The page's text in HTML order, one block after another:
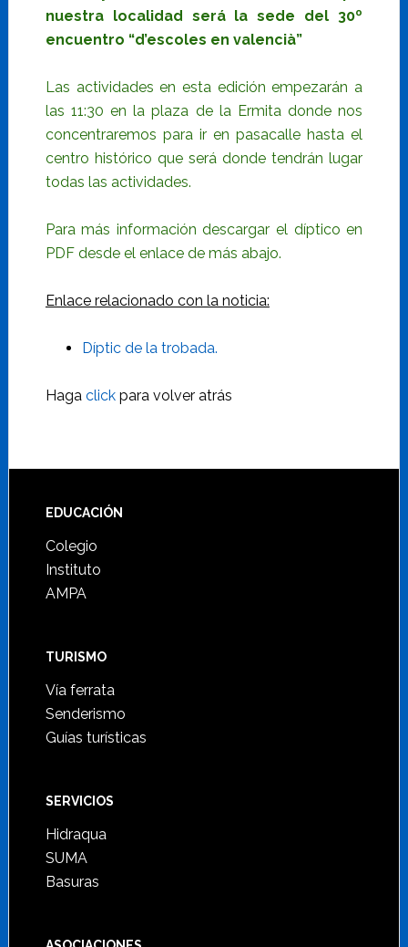
nuestra localidad será la sede del 30º
encuentro “d’escoles en valencià”
Las actividades en esta edición empezarán a
las 11:30 en la plaza de la Ermita donde nos
concentraremos para ir en pasacalle hasta el
centro histórico que será donde tendrán lugar
todas las actividades.
Para más información descargar el díptico en
PDF desde el enlace de más abajo.
Enlace relacionado con la noticia:
Díptic de la trobada.
Haga clickpara volver atrás
Footer
EDUCACIÓN
Colegio
Instituto
AMPA
TURISMO
Vía ferrata
Senderismo
Guías turísticas
SERVICIOS
Hidraqua
SUMA
Basuras